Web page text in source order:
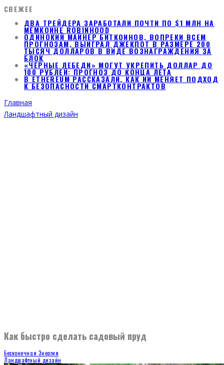
СВЕЖЕЕ
ДВА ТРЕЙДЕРА ЗАРАБОТАЛИ ПОЧТИ ПО $1 МЛН НА
МЕМКОИНЕ ROBINHOOD
ОДИНОКИЙ МАЙНЕР БИТКОИНОВ, ВОПРЕКИ ВСЕМ
ПРОГНОЗАМ, ВЫИГРАЛ ДЖЕКПОТ В РАЗМЕРЕ 200
ТЫСЯЧ ДОЛЛАРОВ В ВИДЕ ВОЗНАГРАЖДЕНИЯ ЗА
БЛОК
«ЧЕРНЫЕ ЛЕБЕДИ» МОГУТ УКРЕПИТЬ ДОЛЛАР ДО
100 РУБЛЕЙ: ПРОГНОЗ ДО КОНЦА ЛЕТА
В ETHEREUM РАССКАЗАЛИ, КАК ИИ МЕНЯЕТ ПОДХОД
К БЕЗОПАСНОСТИ СМАРТКОНТРАКТОВ
Главная
Ландшафтный дизайн
Как быстро сделать садовый пруд
Бесконечная Энергия
Ландшафтный дизайн